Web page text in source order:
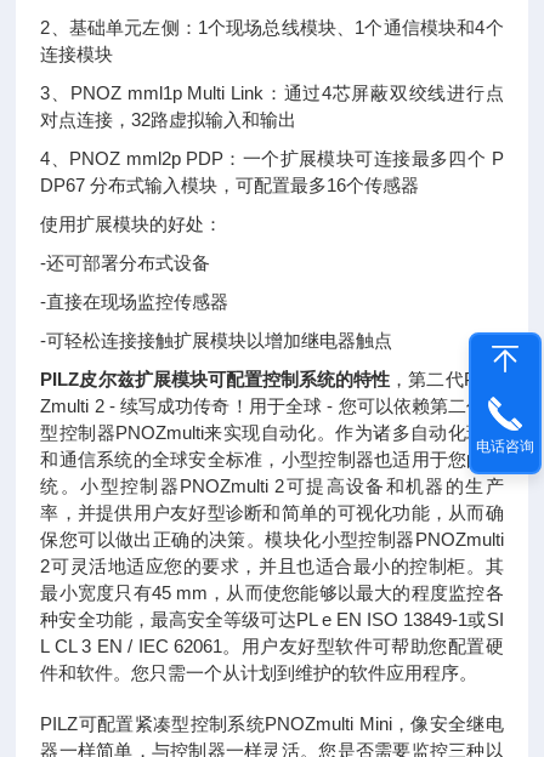
2、基础单元左侧：1个现场总线模块、1个通信模块和4个
连接模块
3、PNOZ mml1p Multi Link：通过4芯屏蔽双绞线进行点
对点连接，32路虚拟输入和输出
4、PNOZ mml2p PDP：一个扩展模块可连接最多四个 P
DP67 分布式输入模块，可配置最多16个传感器
使用扩展模块的好处：
-还可部署分布式设备
-直接在现场监控传感器
-可轻松连接接触扩展模块以增加继电器触点
PILZ皮尔兹扩展模块可配置控制系统的特性 ，第二代PNO
Zmulti 2 - 续写成功传奇！用于全球 - 您可以依赖第二代小
型控制器PNOZmulti来实现自动化。作为诸多自动化环境
和通信系统的全球安全标准，小型控制器也适用于您的系
统。小型控制器PNOZmulti 2可提高设备和机器的生产
率，并提供用户友好型诊断和简单的可视化功能，从而确
保您可以做出正确的决策。模块化小型控制器PNOZmulti
2可灵活地适应您的要求，并且也适合最小的控制柜。其
最小宽度只有45 mm，从而使您能够以最大的程度监控各
种安全功能，最高安全等级可达PL e EN ISO 13849-1或SI
L CL 3 EN / IEC 62061。用户友好型软件可帮助您配置硬
件和软件。您只需一个从计划到维护的软件应用程序。
PILZ可配置紧凑型控制系统PNOZmulti Mini，像安全继电
器一样简单，与控制器一样灵活。您是否需要监控三种以
电话咨询